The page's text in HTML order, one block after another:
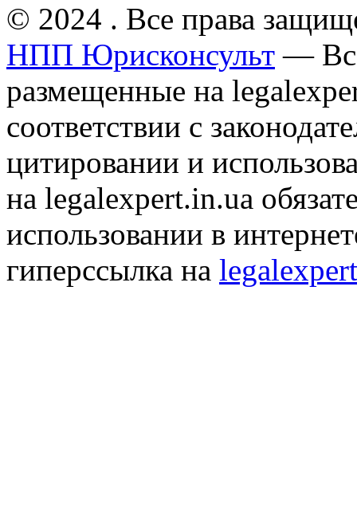
© 2024 . Все права
НПП Юрисконсульт —
размещенные на
соответствии с
цитировании и
на legalexpert.in.ua
использовании в
гиперссылка на